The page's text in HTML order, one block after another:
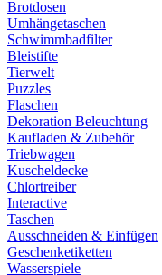
Brotdosen
Umhängetaschen
Schwimmbadfilter
Bleistifte
Tierwelt
Puzzles
Flaschen
Dekoration Beleuchtung
Kaufladen & Zubehör
Triebwagen
Kuscheldecke
Chlortreiber
Interactive
Taschen
Ausschneiden & Einfügen
Geschenketiketten
Wasserspiele